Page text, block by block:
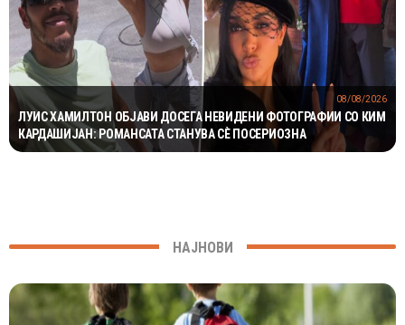
ЛУИС ХАМИЛТОН ОБЈАВИ ДОСЕГА НЕВИДЕНИ ФОТОГРАФИИ СО КИМ
КАРДАШИЈАН: РОМАНСАТА СТАНУВА СÈ ПОСЕРИОЗНА
08/08/2026
НАЈНОВИ